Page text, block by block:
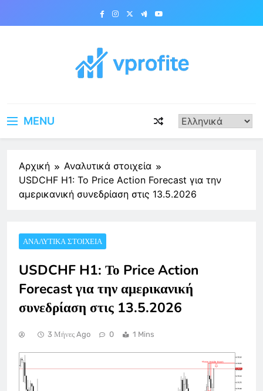
MENU
Αρχική
Αναλυτικά στοιχεία
USDCHF H1: Το Price Action Forecast για την
αμερικανική συνεδρίαση στις 13.5.2026
ΑΝΑΛΥΤΙΚΆ ΣΤΟΙΧΕΊΑ
USDCHF H1: Το Price Action
Forecast για την αμερικανική
συνεδρίαση στις 13.5.2026
3 Μήνες Ago 0 1 Mins